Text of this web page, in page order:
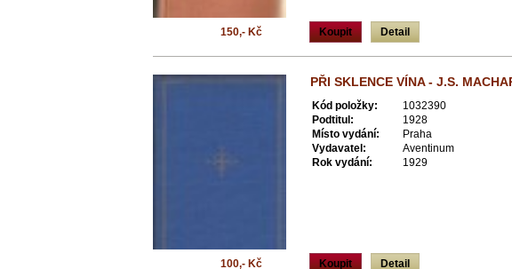
Koupit Detail
150,- Kč
PŘI SKLENCE VÍNA - J.S.
Kód položky:
1032390
Podtitul:
1928
Místo vydání:
Praha
Vydavatel:
Aventinum
Rok vydání:
1929
Koupit Detail
100,- Kč